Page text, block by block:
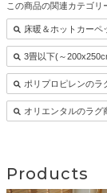
この商品の関連カテゴリ
床暖＆ホットカーペ
3畳以下(～
ポリプロピレンのラ
オリエンタルのラグ
Products